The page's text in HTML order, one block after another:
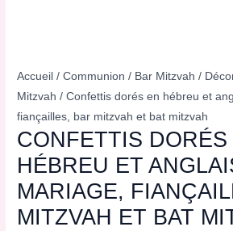
Accueil /Communion / Bar Mitzvah /
Mitzvah / Confettis dorés en hébreu et
fiançailles, bar mitzvah et bat mitzvah
CONFETTIS DORÉS
HÉBREU ET
MARIAGE,
MITZVAH ET BAT